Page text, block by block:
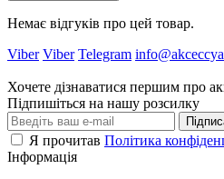
Немає відгуків про цей товар.
Viber Viber Telegram
Хочете дізнаватися першим про
Підпишіться на нашу розсилку
Я прочитав Політика
Інформація